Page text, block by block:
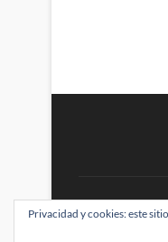
Privacidad y cookies: este